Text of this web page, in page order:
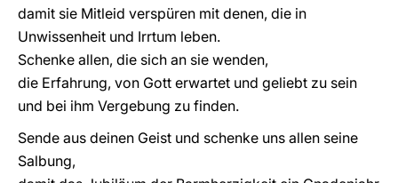
damit sie Mitleid verspüren mit denen, die in
Unwissenheit und Irrtum leben.
Schenke allen, die sich an sie wenden,
die Erfahrung, von Gott erwartet und geliebt zu sein
und bei ihm Vergebung zu finden.
Sende aus deinen Geist und schenke uns allen seine
Salbung,